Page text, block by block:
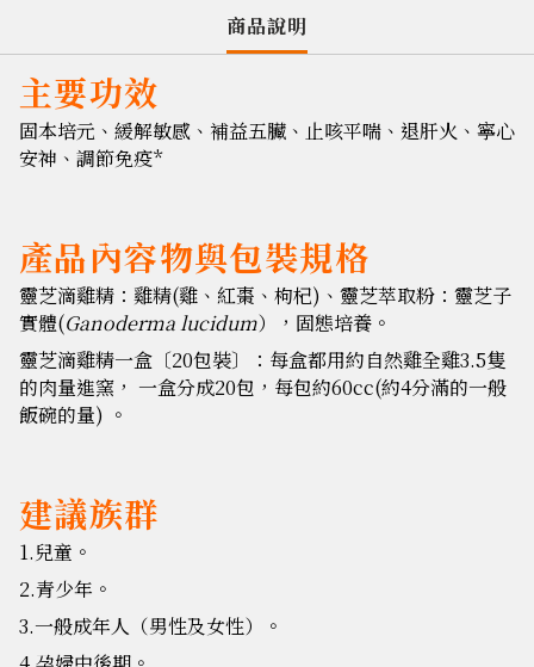
商品說明
主要功效
固本培元、緩解敏感、補益五臟、止咳平喘、退肝火、寧心
安神、調節免疫*
產品內容物與包裝規格
靈芝滴雞精：雞精(雞、紅棗、枸杞)、靈芝萃取粉：靈芝子
實體(Ganoderma lucidum），固態培養。
靈芝滴雞精一盒〔20包裝〕：每盒都用約自然雞全雞3.5隻
的肉量進窯， 一盒分成20包，每包約60cc(約4分滿的一般
飯碗的量) 。
建議族群
1.兒童。
2.青少年。
3.一般成年人（男性及女性）。